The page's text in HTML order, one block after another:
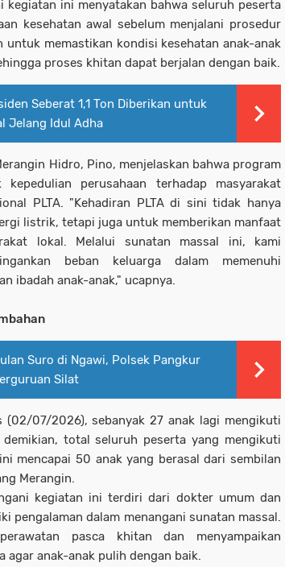
kegiatan ini menyatakan bahwa seluruh peserta
kesehatan awal sebelum menjalani prosedur
untuk memastikan kondisi kesehatan anak-anak
proses khitan dapat berjalan dengan baik.
Seberat 1,1 Ton Diberikan untuk
Jelang Idul Adha
Hidro, Pino, menjelaskan bahwa program
perusahaan terhadap masyarakat
PLTA. "Kehadiran PLTA di sini tidak hanya
listrik, tetapi juga untuk memberikan manfaat
lokal. Melalui sunatan massal ini, kami
beban keluarga dalam memenuhi
ibadah anak-anak," ucapnya.
Suro di Ngawi, Polsek Pangkur
Silat
(02/07/2026), sebanyak 27 anak lagi mengikuti
total seluruh peserta yang mengikuti
mencapai 50 anak yang berasal dari sembilan
Merangin.
kegiatan ini terdiri dari dokter umum dan
pengalaman dalam menangani sunatan massal.
pasca khitan dan menyampaikan
agar anak-anak pulih dengan baik.